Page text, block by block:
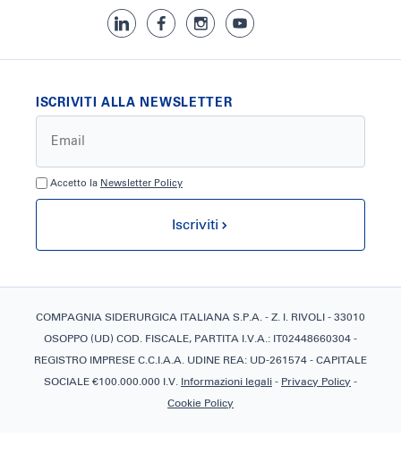
ISCRIVITI ALLA NEWSLETTER
Accetto la Newsletter Policy
Iscriviti
COMPAGNIA SIDERURGICA ITALIANA S.P.A. - Z. I. RIVOLI - 33010
OSOPPO (UD) COD. FISCALE, PARTITA I.V.A.: IT02448660304 -
REGISTRO IMPRESE C.C.I.A.A. UDINE REA: UD-261574 - CAPITALE
SOCIALE €100.000.000 I.V. Informazioni legali - Privacy Policy -
Cookie Policy